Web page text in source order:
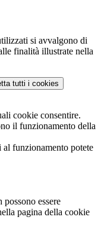
si avvalgono di
finalità illustrate nella
tutti i cookies
cookie consentire.
il funzionamento della
al funzionamento potete
essere
pagina della cookie